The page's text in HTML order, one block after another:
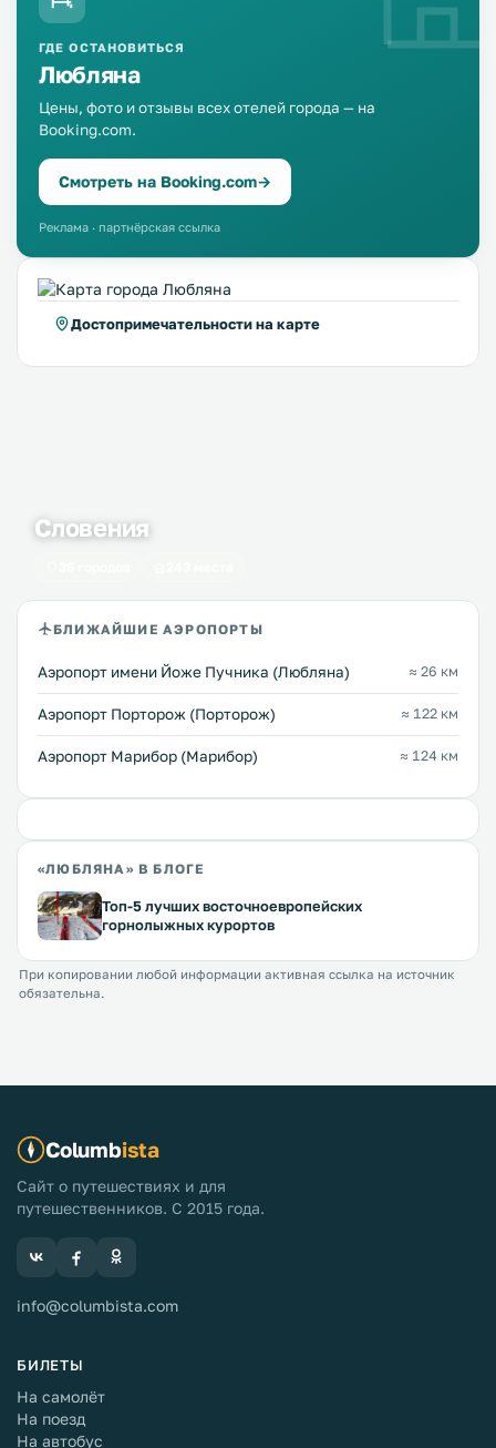
ГДЕ ОСТАНОВИТЬСЯ
Любляна
Цены, фото и отзывы всех отелей города — на
Booking.com.
Смотреть на Booking.com→
Реклама · партнёрская ссылка
Достопримечательности на карте
Словения
БЛИЖАЙШИЕ АЭРОПОРТЫ
Аэропорт имени Йоже Пучника (Любляна) ≈ 26 км
Аэропорт Порторож (Порторож) ≈ 122 км
Аэропорт Марибор (Марибор) ≈ 124 км
«ЛЮБЛЯНА» В БЛОГЕ
Топ-5 лучших восточноевропейских
горнолыжных курортов
При копировании любой информации активная ссылка на источник
обязательна.
Columbista
Сайт о путешествиях и для
путешественников. С 2015 года.
info@columbista.com
БИЛЕТЫ
На самолёт
На поезд
На автобус